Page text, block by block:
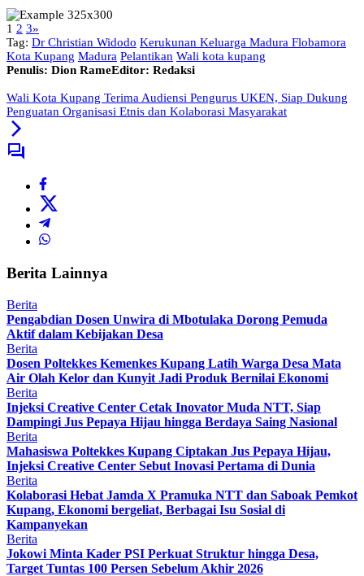
1 2 3»
Tag: Dr Christian Widodo Kerukunan Keluarga Madura Flobamora
Kota Kupang Madura Pelantikan Wali kota kupang
Penulis: Dion RameEditor: Redaksi
Wali Kota Kupang Terima Audiensi Pengurus UKEN, Siap Dukung
Penguatan Organisasi Etnis dan Kolaborasi Masyarakat
Berita Lainnya
Berita
Pengabdian Dosen Unwira di Mbotulaka Dorong Pemuda
Aktif dalam Kebijakan Desa
Berita
Dosen Poltekkes Kemenkes Kupang Latih Warga Desa Mata
Air Olah Kelor dan Kunyit Jadi Produk Bernilai Ekonomi
Berita
Injeksi Creative Center Cetak Inovator Muda NTT, Siap
Dampingi Jus Pepaya Hijau hingga Berdaya Saing Nasional
Berita
Mahasiswa Poltekkes Kupang Ciptakan Jus Pepaya Hijau,
Injeksi Creative Center Sebut Inovasi Pertama di Dunia
Berita
Kolaborasi Hebat Jamda X Pramuka NTT dan Saboak Pemkot
Kupang, Ekonomi bergeliat, Berbagai Isu Sosial di
Kampanyekan
Berita
Jokowi Minta Kader PSI Perkuat Struktur hingga Desa,
Target Tuntas 100 Persen Sebelum Akhir 2026